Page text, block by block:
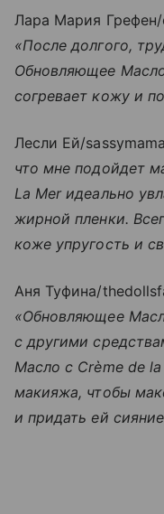
Лара Мария
«После долгого,
Обновляющее
согревает кожу и
Лесли Ей/
что мне подойдет
La Mer идеально
жирной пленки.
коже упругость и
Аня Туфина/
«Обновляющее
с другими
Масло с Crème de
макияжа, чтобы
и придать ей